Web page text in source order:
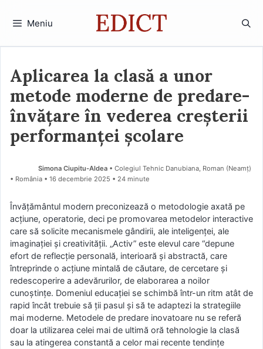
Meniu
Aplicarea la clasă a unor
metode moderne de predare-
învățare în vederea creșterii
performanței școlare
Simona Ciupitu-Aldea • Colegiul Tehnic Danubiana, Roman (Neamţ)
• România
16 decembrie 2025 • 24 minute
Învăţământul modern preconizează o metodologie axată pe
acţiune, operatorie, deci pe promovarea metodelor interactive
care să solicite mecanismele gândirii, ale inteligenţei, ale
imaginaţiei şi creativităţii. „Activ” este elevul care “depune
efort de reflecţie personală, interioară şi abstractă, care
întreprinde o acţiune mintală de căutare, de cercetare şi
redescoperire a adevărurilor, de elaborarea a noilor
cunoştinţe. Domeniul educației se schimbă într-un ritm atât de
rapid încât trebuie să ții pasul și să te adaptezi la strategiile
mai moderne. Metodele de predare inovatoare nu se referă
doar la utilizarea celei mai de ultimă oră tehnologie la clasă
sau la atingerea constantă a celor mai recente tendințe